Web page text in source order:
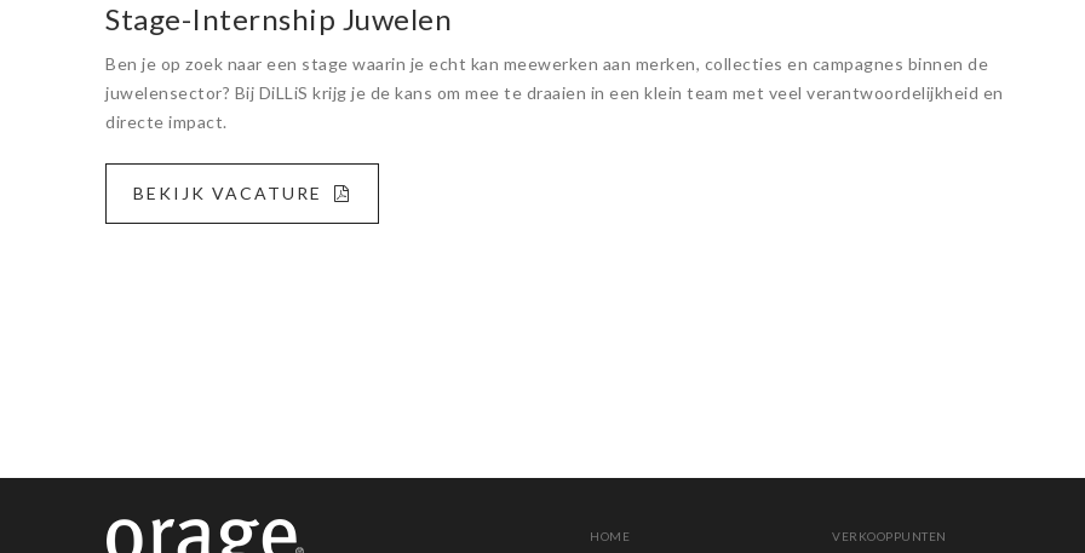
Stage-Internship Juwelen
Ben je op zoek naar een stage waarin je echt kan meewerken aan merken, collecties en campagnes binnen de
juwelensector? Bij DiLLiS krijg je de kans om mee te draaien in een klein team met veel verantwoordelijkheid en
directe impact.
BEKIJK VACATURE
HOME VERKOOPPUNTEN